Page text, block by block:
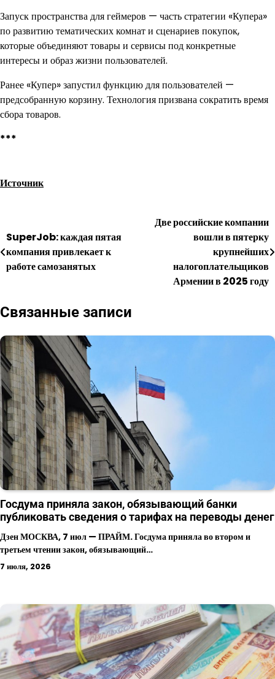
Запуск пространства для геймеров — часть стратегии «Купера»
по развитию тематических комнат и сценариев покупок,
которые объединяют товары и сервисы под конкретные
интересы и образ жизни пользователей.
Ранее «Купер» запустил функцию для пользователей —
предсобранную корзину. Технология призвана сократить время
сбора товаров.
***
Источник
по
записям
SuperJob: каждая пятая
компания привлекает к
работе самозанятых
Две российские компании
вошли в пятерку
крупнейших
налогоплательщиков
Армении в 2025 году
Связанные записи
Госдума приняла закон, обязывающий банки
публиковать сведения о тарифах на переводы денег
Дзен МОСКВА, 7 июл — ПРАЙМ. Госдума приняла во втором и
третьем чтении закон, обязывающий…
7 июля, 2026